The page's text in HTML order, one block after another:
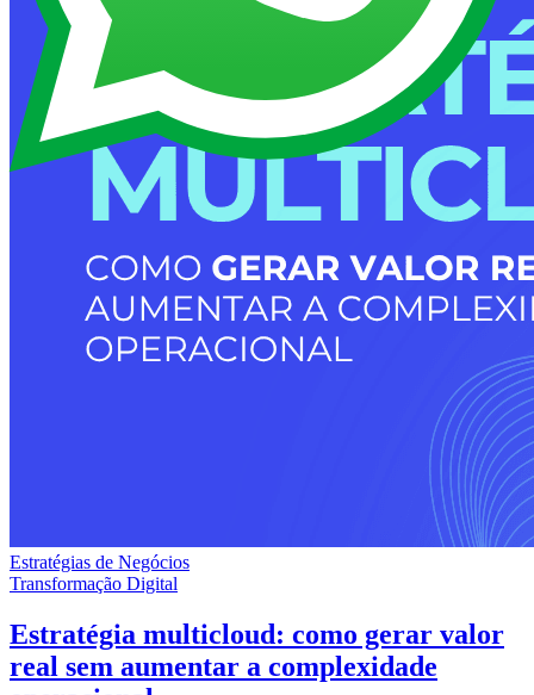
Estratégias de Negócios
Transformação Digital
Estratégia multicloud: como gerar valor
real sem aumentar a complexidade